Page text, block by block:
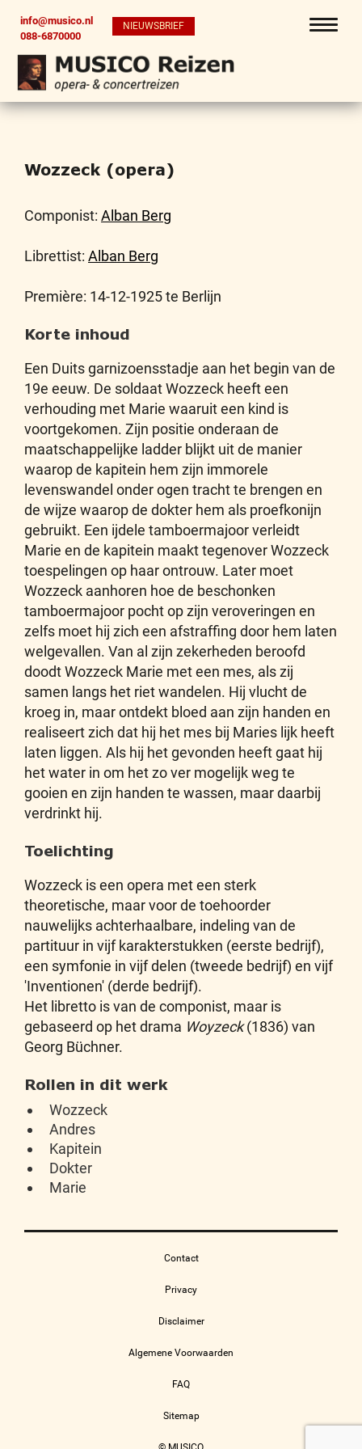
info@musico.nl
088-6870000
NIEUWSBRIEF
Wozzeck (opera)
Componist: Alban Berg
Librettist: Alban Berg
Première: 14-12-1925 te Berlijn
Korte inhoud
Een Duits garnizoensstadje aan het begin van de
19e eeuw. De soldaat Wozzeck heeft een
verhouding met Marie waaruit een kind is
voortgekomen. Zijn positie onderaan de
maatschappelijke ladder blijkt uit de manier
waarop de kapitein hem zijn immorele
levenswandel onder ogen tracht te brengen en
de wijze waarop de dokter hem als proefkonijn
gebruikt. Een ijdele tamboermajoor verleidt
Marie en de kapitein maakt tegenover Wozzeck
toespelingen op haar ontrouw. Later moet
Wozzeck aanhoren hoe de beschonken
tamboermajoor pocht op zijn veroveringen en
zelfs moet hij zich een afstraffing door hem laten
welgevallen. Van al zijn zekerheden beroofd
doodt Wozzeck Marie met een mes, als zij
samen langs het riet wandelen. Hij vlucht de
kroeg in, maar ontdekt bloed aan zijn handen en
realiseert zich dat hij het mes bij Maries lijk heeft
laten liggen. Als hij het gevonden heeft gaat hij
het water in om het zo ver mogelijk weg te
gooien en zijn handen te wassen, maar daarbij
verdrinkt hij.
Toelichting
Wozzeck is een opera met een sterk
theoretische, maar voor de toehoorder
nauwelijks achterhaalbare, indeling van de
partituur in vijf karakterstukken (eerste bedrijf),
een symfonie in vijf delen (tweede bedrijf) en vijf
'Inventionen' (derde bedrijf).
Het libretto is van de componist, maar is
gebaseerd op het drama Woyzeck(1836) van
Georg Büchner.
Rollen in dit werk
Wozzeck
Andres
Kapitein
Dokter
Marie
Contact
Privacy
Disclaimer
Algemene Voorwaarden
FAQ
Sitemap